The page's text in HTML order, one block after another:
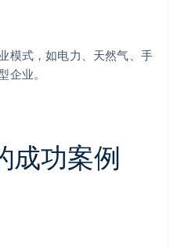
模式，如电力、天然气、手
企业。
成功案例